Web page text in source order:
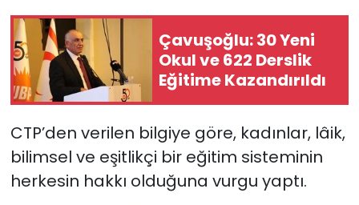
Çavuşoğlu: 30 Yeni
Okul ve 622 Derslik
Eğitime Kazandırıldı
CTP’den verilen bilgiye göre, kadınlar, lâik,
bilimsel ve eşitlikçi bir eğitim sisteminin
herkesin hakkı olduğuna vurgu yaptı.